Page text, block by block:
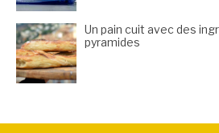
Un pain cuit avec des
pyramides